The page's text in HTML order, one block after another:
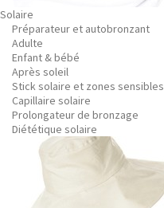
Solaire
Préparateur et autobronzant
Adulte
Enfant & bébé
Après soleil
Stick solaire et zones sensibles
Capillaire solaire
Prolongateur de bronzage
Diététique solaire